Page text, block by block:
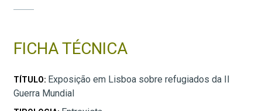
FICHA TÉCNICA
TÍTULO: Exposição em Lisboa sobre refugiados da II
Guerra Mundial